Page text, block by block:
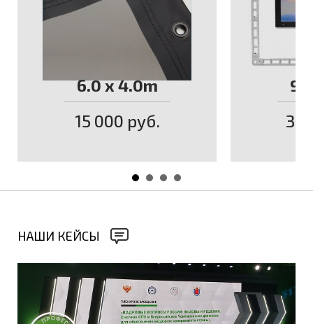
6.0 x 4.0m
15 000 руб.
30
НАШИ КЕЙСЫ